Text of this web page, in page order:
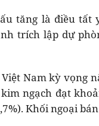
tăng là điều tất
trích lập dự
Nam kỳ vọng
ngạch đạt
Khối ngoại